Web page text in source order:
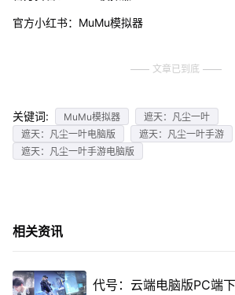
官方小红书：MuMu模拟器
文章已到底
关键词: MuMu模拟器
遮天：凡尘一叶
遮天：凡尘一叶电脑版
遮天：凡尘一叶手游
遮天：凡尘一叶手游电脑版
相关资讯
代号：云端电脑版PC端